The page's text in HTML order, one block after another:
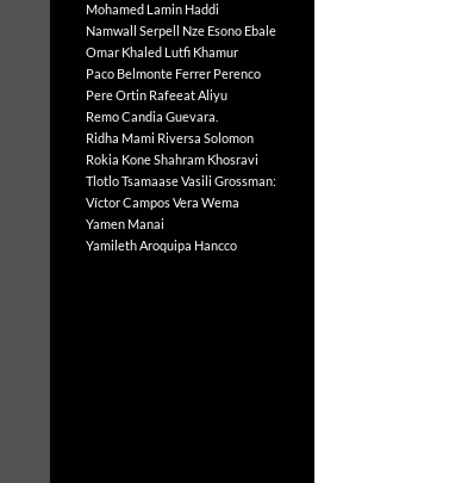
Mohamed Lamin Haddi
Namwall Serpell Nze Esono Ebale
Omar Khaled Lutfi Khamur
Paco Belmonte Ferrer Perenco
Pere Ortin Rafeeat Aliyu
Remo Candia Guevara.
Ridha Mami Riversa Solomon
Rokia KoneShahram Khosravi
Tlotlo TsamaaseVasili Grossman:
Víctor Campos Vera Wema
Yamen Manai
Yamileth Aroquipa Hancco